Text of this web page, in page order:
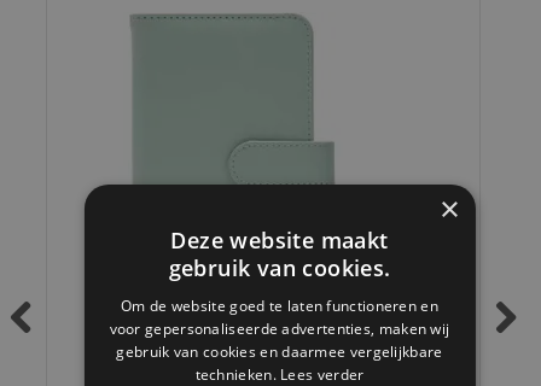
×
Deze website maakt
gebruik van cookies.
Om de website goed te laten functioneren en
voor gepersonaliseerde advertenties, maken wij
gebruik van cookies en daarmee vergelijkbare
technieken. Lees verder